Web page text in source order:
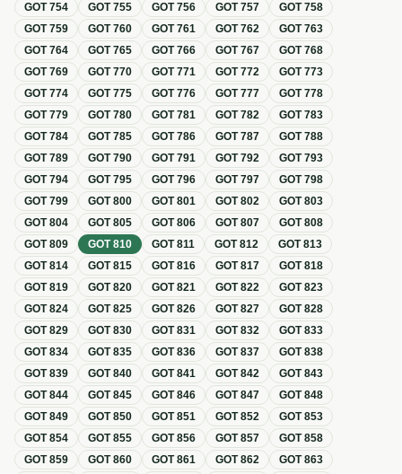
GOT754 GOT755 GOT756 GOT757 GOT758
GOT759 GOT760 GOT761 GOT762 GOT763
GOT764 GOT765 GOT766 GOT767 GOT768
GOT769 GOT770 GOT771 GOT772 GOT773
GOT774 GOT775 GOT776 GOT777 GOT778
GOT779 GOT780 GOT781 GOT782 GOT783
GOT784 GOT785 GOT786 GOT787 GOT788
GOT789 GOT790 GOT791 GOT792 GOT793
GOT794 GOT795 GOT796 GOT797 GOT798
GOT799 GOT800 GOT801 GOT802 GOT803
GOT804 GOT805 GOT806 GOT807 GOT808
GOT809 GOT810 GOT811 GOT812 GOT813
GOT814 GOT815 GOT816 GOT817 GOT818
GOT819 GOT820 GOT821 GOT822 GOT823
GOT824 GOT825 GOT826 GOT827 GOT828
GOT829 GOT830 GOT831 GOT832 GOT833
GOT834 GOT835 GOT836 GOT837 GOT838
GOT839 GOT840 GOT841 GOT842 GOT843
GOT844 GOT845 GOT846 GOT847 GOT848
GOT849 GOT850 GOT851 GOT852 GOT853
GOT854 GOT855 GOT856 GOT857 GOT858
GOT859 GOT860 GOT861 GOT862 GOT863